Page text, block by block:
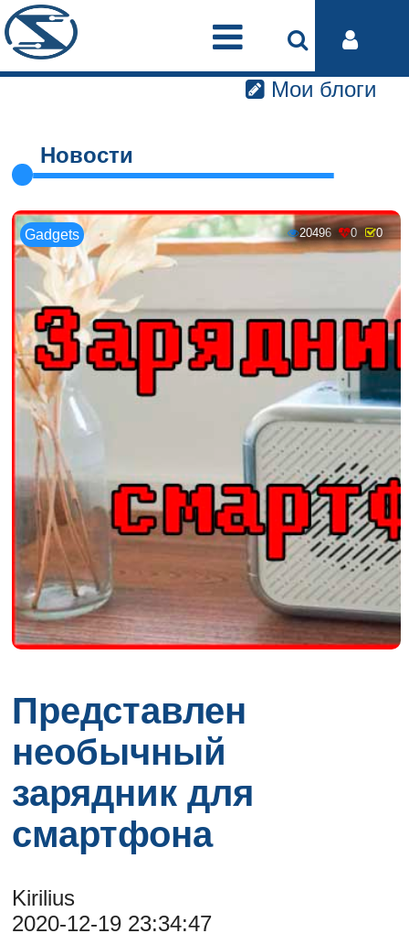
Мои блоги
Новости
Gadgets 20496 0 0
Представлен
необычный
зарядник для
смартфона
Kirilius
2020-12-19 23:34:47